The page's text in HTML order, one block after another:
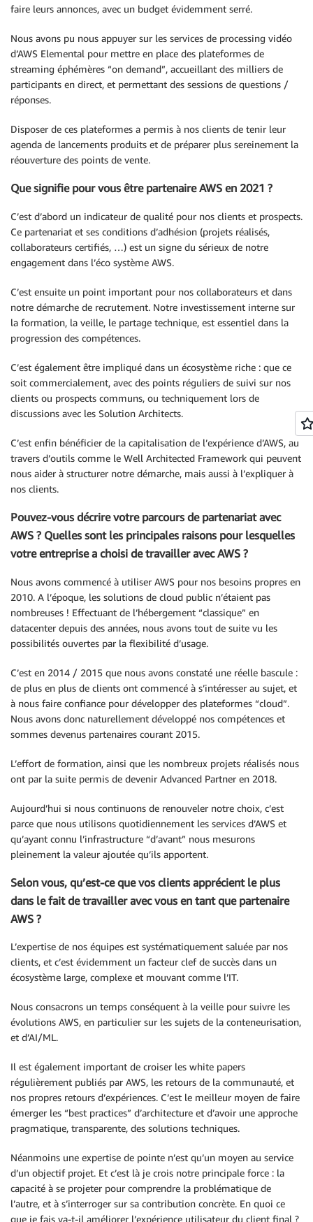
faire leurs annonces, avec un budget évidemment serré.
Nous avons pu nous appuyer sur les services de processing vidéo
d’AWS Elemental pour mettre en place des plateformes de
streaming éphémères “on demand”, accueillant des milliers de
participants en direct, et permettant des sessions de questions /
réponses.
Disposer de ces plateformes a permis à nos clients de tenir leur
agenda de lancements produits et de préparer plus sereinement la
réouverture des points de vente.
Que signifie pour vous être partenaire AWS en 2021 ?
C’est d’abord un indicateur de qualité pour nos clients et prospects.
Ce partenariat et ses conditions d’adhésion (projets réalisés,
collaborateurs certifiés, …) est un signe du sérieux de notre
engagement dans l’éco système AWS.
C’est ensuite un point important pour nos collaborateurs et dans
notre démarche de recrutement. Notre investissement interne sur
la formation, la veille, le partage technique, est essentiel dans la
progression des compétences.
C’est également être impliqué dans un écosystème riche : que ce
soit commercialement, avec des points réguliers de suivi sur nos
clients ou prospects communs, ou techniquement lors de
discussions avec les Solution Architects.
C’est enfin bénéficier de la capitalisation de l’expérience d’AWS, au
travers d’outils comme le Well Architected Framework qui peuvent
nous aider à structurer notre démarche, mais aussi à l’expliquer à
nos clients.
Pouvez-vous décrire votre parcours de partenariat avec
AWS ? Quelles sont les principales raisons pour lesquelles
votre entreprise a choisi de travailler avec AWS ?
Nous avons commencé à utiliser AWS pour nos besoins propres en
2010. A l’époque, les solutions de cloud public n’étaient pas
nombreuses ! Effectuant de l’hébergement “classique” en
datacenter depuis des années, nous avons tout de suite vu les
possibilités ouvertes par la flexibilité d’usage.
C’est en 2014 / 2015 que nous avons constaté une réelle bascule :
de plus en plus de clients ont commencé à s’intéresser au sujet, et
à nous faire confiance pour développer des plateformes “cloud”.
Nous avons donc naturellement développé nos compétences et
sommes devenus partenaires courant 2015.
L’effort de formation, ainsi que les nombreux projets réalisés nous
ont par la suite permis de devenir Advanced Partner en 2018.
Aujourd’hui si nous continuons de renouveler notre choix, c’est
parce que nous utilisons quotidiennement les services d’AWS et
qu’ayant connu l’infrastructure “d’avant” nous mesurons
pleinement la valeur ajoutée qu’ils apportent.
Selon vous, qu’est-ce que vos clients apprécient le plus
dans le fait de travailler avec vous en tant que partenaire
AWS ?
L’expertise de nos équipes est systématiquement saluée par nos
clients, et c’est évidemment un facteur clef de succès dans un
écosystème large, complexe et mouvant comme l’IT.
Nous consacrons un temps conséquent à la veille pour suivre les
évolutions AWS, en particulier sur les sujets de la conteneurisation,
et d’AI/ML.
Il est également important de croiser les white papers
régulièrement publiés par AWS, les retours de la communauté, et
nos propres retours d’expériences. C’est le meilleur moyen de faire
émerger les “best practices” d’architecture et d’avoir une approche
pragmatique, transparente, des solutions techniques.
Néanmoins une expertise de pointe n’est qu’un moyen au service
d’un objectif projet. Et c’est là je crois notre principale force : la
capacité à se projeter pour comprendre la problématique de
l’autre, et à s’interroger sur sa contribution concrète. En quoi ce
que je fais va-t-il améliorer l’expérience utilisateur du client final ?